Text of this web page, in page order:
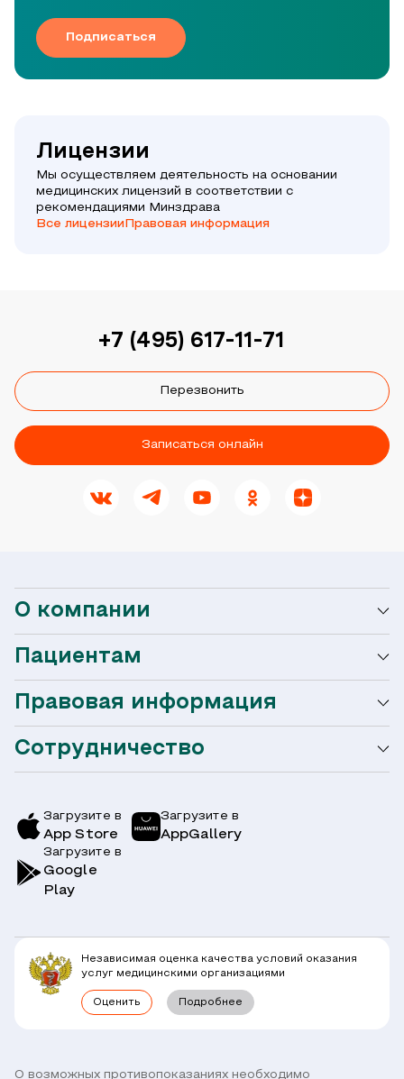
Подписаться
Лицензии
Мы осуществляем деятельность на основании
медицинских лицензий в соответствии с
рекомендациями Минздрава
Все лицензии Правовая информация
+7 (495) 617-11-71
Перезвонить
Записаться онлайн
О компании
О сети Ниармедик
Врачи
Клиники
Комплексные программы
Наши партнеры и клиенты
Пациентам
Мобильное приложение
Акции
Заболевания
Симптомы
Правовая информация
Горячая линия / контроль качества
Связь с директором
Правовая информация
Оформление налогового вычета
Вопрос-Ответ по ОМС
Прямое прикрепление сотрудников
Сотрудничество
О возможных противопоказаниях необходимо
Загрузите в
App Store
Загрузите в
AppGallery
Загрузите в
Google
Play
Независимая оценка качества условий оказания
услуг медицинскими организациями
Оценить Подробнее